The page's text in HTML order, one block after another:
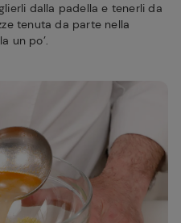
dalla padella e tenerli da
tenuta da parte nella
un po’.